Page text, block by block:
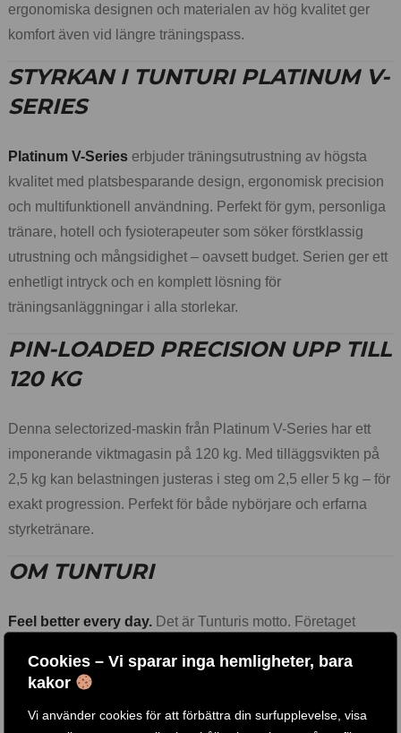
Cookies – Vi sparar inga hemligheter, bara
kakor
Vi använder cookies för att förbättra din surfupplevelse, visa
ergonomiska designen och materialen av hög kvalitet ger
komfort även vid längre träningspass.
STYRKAN I TUNTURI PLATINUM V-
SERIES
Platinum V-Series erbjuder träningsutrustning av högsta
kvalitet med platsbesparande design, ergonomisk precision
och multifunktionell användning. Perfekt för gym, personliga
tränare, hotell och fysioterapeuter som söker förstklassig
utrustning och mångsidighet – oavsett budget. Serien ger ett
enhetligt intryck och en komplett lösning för
träningsanläggningar i alla storlekar.
PIN-LOADED PRECISION UPP TILL
120 KG
Denna selectorized-maskin från Platinum V-Series har ett
imponerande viktmagasin på 120 kg. Med tilläggsvikten på
2,5 kg kan belastningen justeras i steg om 2,5 eller 5 kg – för
exakt progression. Perfekt för både nybörjare och erfarna
styrketränare.
OM TUNTURI
Feel better every day. Det är Tunturis motto. Företaget
1922. Över 100 år senare är vi ett nederländskt företag och
starkare kropp, ett balanserat sinne och ett lyckligare liv –